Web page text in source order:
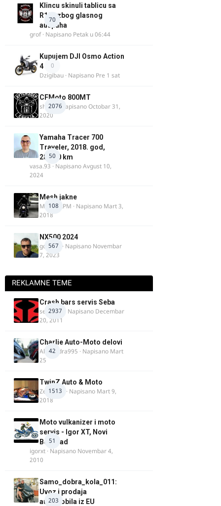
70
Klincu skinuli tablicu sa
R125 zbog glasnog
auspuha
grof· Napisano Petak u 06:44
0
Kupujem DJI Osmo Action
4
Dzigibau · Napisano Pre 1 sat
2076
CFMoto 800MT
shlem· NapisanoOctobar 31,
2020
50
Yamaha Tracer 700
Traveler, 2018. god,
28.100 km
vasa.93 · NapisanoAvgust 10,
2024
108
Mesh jakne
MostarRPM · Napisano Mart 3,
2018
567
NX500 2024
godovic · Napisano Novembar
7, 2023
REKLAMNE TEME
2937
Crash bars servis Seba
seba011 · Napisano Decembar
20, 2011
42
Charlie Auto-Moto delovi
Alexandra995 · Napisano Mart
25
1513
TwinZ Auto & Moto
Zeljkamp · Napisano Mart 9,
2018
51
Moto vulkanizer i moto
servis - Igor XT, Novi
Beograd
igorxt · Napisano Novembar 4,
2010
203
Samo_dobra_kola_011:
Uvoz i prodaja
automobila iz EU